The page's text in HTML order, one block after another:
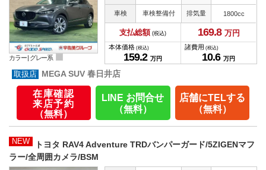
カラー | グレー系
車検 車検整備付 排気量 1800cc
支払総額 (税込) 169.8 万円
本体価格 (税込)
159.2 万円
諸費用 (税込)
10.6 万円
MEGA SUV 春日井店
在庫確認
来店予約
（無料）
LINE お問合せ
（無料）
店舗にTELする
（無料）
NEW
トヨタ RAV4 Adventure TRDバンパーガード/5ZIGENマフ
ラー/全周囲カメラ/BSM